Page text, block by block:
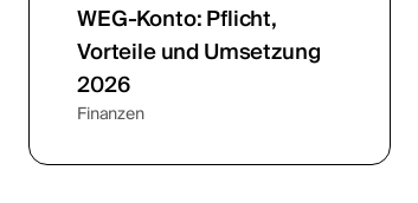
WEG-Konto: Pflicht,
Vorteile und Umsetzung
2026
Finanzen